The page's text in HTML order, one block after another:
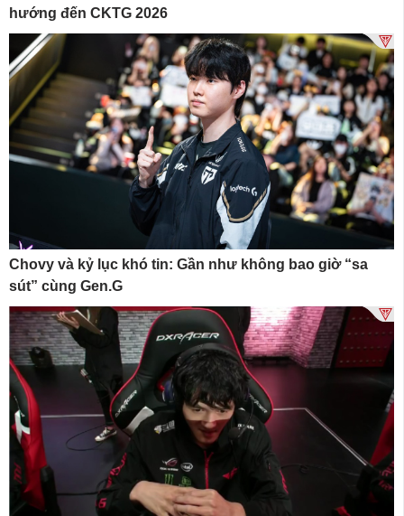
hướng đến CKTG 2026
Chovy và kỷ lục khó tin: Gần như không bao giờ “sa
sút” cùng Gen.G